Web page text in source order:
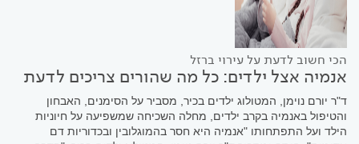
הכי חשוב לדעת על עירוי ברזל
אנמיה אצל ילדים: כל מה שהורים צריכים לדעת
ד"ר יורם נוימן, המטולוג ילדים בכיר, מסביר על הסימנים, האבחון
והטיפול באנמיה בקרב ילדים, מחלה השכיחה שמשפיעה על חיוניות
הילד ועל התפתחותו "אנמיה היא חסר בהמוגלובין ובכדוריות דם